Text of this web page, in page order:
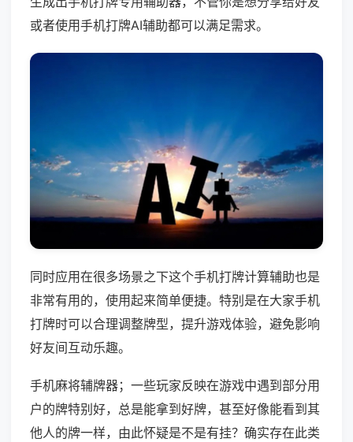
或者使用手机打牌AI辅助都可以满足需求。
同时应用在很多场景之下这个手机打牌计算辅助也是
非常有用的，使用起来简单便捷。特别是在大家手机
打牌时可以合理调整牌型，提升游戏体验，避免影响
好友间互动乐趣。
手机麻将辅牌器；一些玩家反映在游戏中遇到部分用
户的牌特别好，总是能拿到好牌，甚至好像能看到其
他人的牌一样，由此怀疑是不是有挂？确实存在此类